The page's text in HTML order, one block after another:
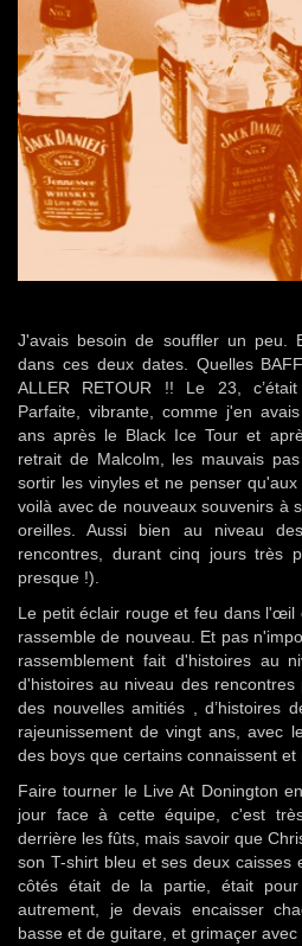
J'avais besoin de souffler un peu.
dans ces deux dates. Quelles
ALLER RETOUR !! Le 23,
Parfaite, vibrante, comme j'en
ans après le Black Ice Tour et
retrait de Malcolm, les mauvais
sortir les vinyles et ne penser
voilà avec de nouveaux souvenirs à
oreilles. Aussi bien au niveau
rencontres, durant cinq jours très
presque !).
Le petit éclair rouge et feu dans l'œil
rassemble de nouveau. Et pas
rassemblement fait d'histoires au
d'histoires au niveau des
des nouvelles amitiés , d’histoires
rajeunissement de vingt ans, avec
des boys que certains connaissent et
Faire tourner le Live At Donington
jour face à cette équipe, c'est
derrière les fûts, mais savoir que
son T-shirt bleu et ses deux caisses
côtés était de la partie, était
autrement, je devais encaisser
basse et de guitare, et grimaçer